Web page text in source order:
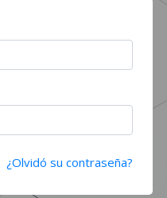
¿Olvidó su contraseña?